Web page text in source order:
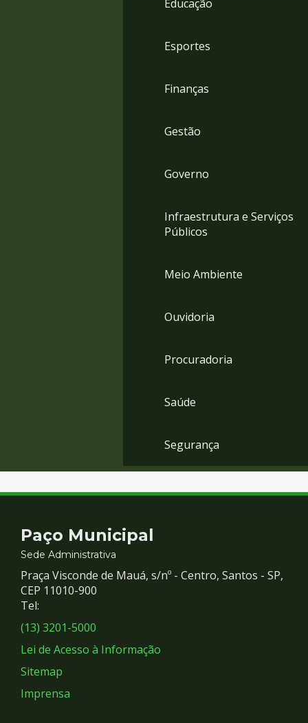
Educação
Esportes
Finanças
Gestão
Governo
Infraestrutura e Serviços
Públicos
Meio Ambiente
Ouvidoria
Procuradoria
Saúde
Segurança
Contato
e
Redes
Sociais
Paço Municipal
Sede Administrativa
Praça Visconde de Mauá, s/nº - Centro, Santos - SP,
CEP 11010-900
Tel:
(13) 3201-5000
Lei de Acesso à Informação
Sitemap
Imprensa